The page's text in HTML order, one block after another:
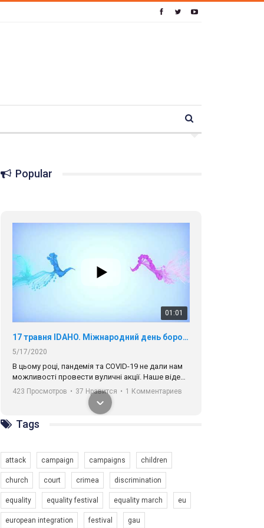
Popular
01:01
17 травня IDAHO. Міжнародний день боротьби з гомофобією трансфобією і біфобія.
5/17/2020
В цьому році, пандемія та COVІD-19 не дали нам
можливості провести вуличні акції. Наше відео-
звернення про те, що навіть коли ми у різних
містах та не можемо зустрінеться, ми разом. Ми
закликаємо всіх хто поділяє цінності рівності та
солідарності, приєднатися до нас. Регіональні
підрозділи ГАУ є в 16 областях України.
423 Просмотров • 37 Нравится • 1 Комментариев
Tags
attack campaign campaigns children
church court crimea discrimination
equality equality festival equality march eu
european integration festival gau